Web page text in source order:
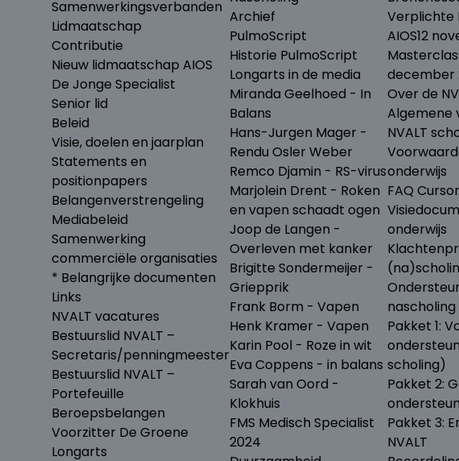
Samenwerkingsverbanden
Lidmaatschap
Contributie
Nieuw lidmaatschap AIOS
De Jonge Specialist
Senior lid
Beleid
Visie, doelen en jaarplan
Statements en
positionpapers
Belangenverstrengeling
Mediabeleid
Samenwerking
commerciële organisaties
* Belangrijke documenten
Links
NVALT vacatures
Bestuurslid NVALT –
Secretaris/penningmeester
Bestuurslid NVALT –
Portefeuille
Beroepsbelangen
Voorzitter De Groene
Longarts
Archief
PulmoScript
Historie PulmoScript
Longarts in de media
Miranda Geelhoed - In
Balans
Hans-Jurgen Mager -
Rendu Osler Weber
Remco Djamin - RS-virus
Marjolein Drent - Roken
en vapen schaadt ogen
Joop de Langen -
Overleven met kanker
Brigitte Sondermeijer -
Griepprik
Frank Borm - Vapen
Henk Kramer - Vapen
Karin Pool - Roze in wit
Eva Coppens - in balans
Sarah van Oord -
Klokhuis
FMS Medisch Specialist
2024
Verplichte
AIOS12
december
Over de
Algemene
NVALT
onderwijs
FAQ
onderwijs
nascholing
Pakket 1:
scholing)
Pakket 2:
Pakket 3:
NVALT